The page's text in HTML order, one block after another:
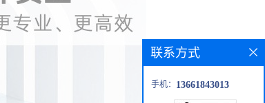
联系方式
手机： 13661843013